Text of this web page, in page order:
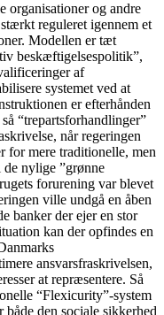
organisationer og andre
reguleret igennem et
Modellen er tæt
beskæftigelsespolitik”,
af
systemet ved at
er efterhånden
“trepartsforhandlinger”
når regeringen
for mere traditionelle, men
nylige ”grønne
forurening var blevet
ville undgå en åben
banker der ejer en stor
kan der opfindes en
ansvarsfraskrivelsen,
at repræsentere. Så
“Flexicurity”-system
den sociale sikkerhed